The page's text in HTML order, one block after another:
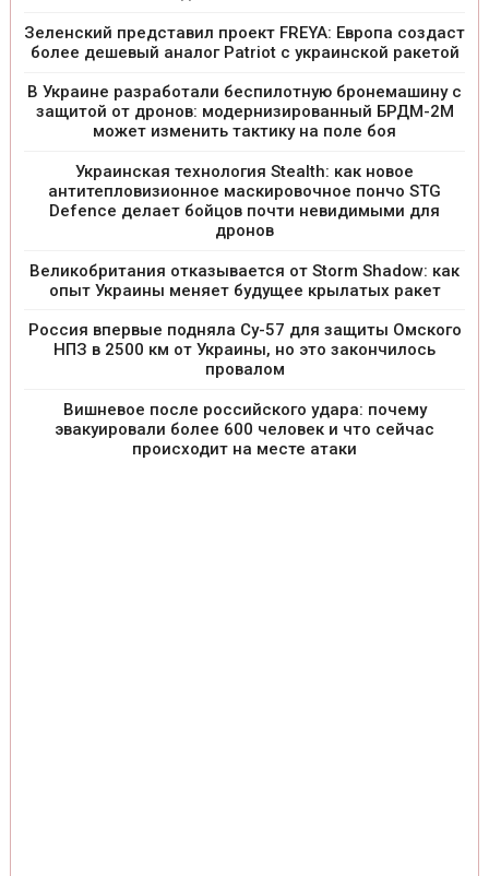
Зеленский представил проект FREYA: Европа создаст
более дешевый аналог Patriot с украинской ракетой
В Украине разработали беспилотную бронемашину с
защитой от дронов: модернизированный БРДМ-2М
может изменить тактику на поле боя
Украинская технология Stealth: как новое
антитепловизионное маскировочное пончо STG
Defence делает бойцов почти невидимыми для
дронов
Великобритания отказывается от Storm Shadow: как
опыт Украины меняет будущее крылатых ракет
Россия впервые подняла Су-57 для защиты Омского
НПЗ в 2500 км от Украины, но это закончилось
провалом
Вишневое после российского удара: почему
эвакуировали более 600 человек и что сейчас
происходит на месте атаки